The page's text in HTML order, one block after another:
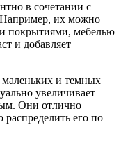
в сочетании с
Например, их можно
покрытиями, мебелью
и добавляет
и темных
увеличивает
Они отлично
его по